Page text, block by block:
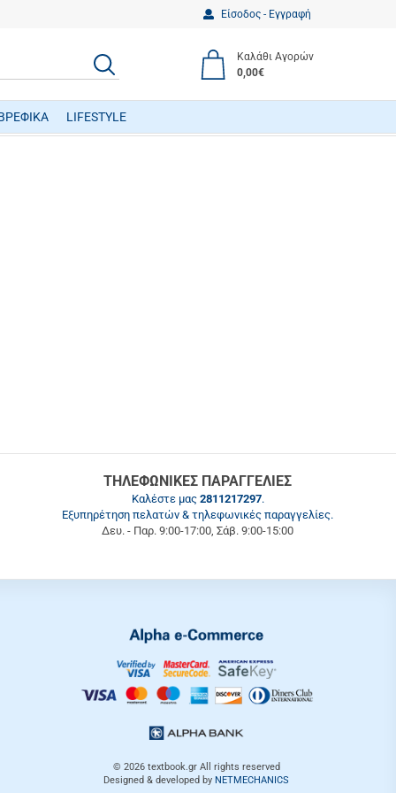
Είσοδος - Εγγραφή
ΑΝΑΖΗΤΗΣΗ
Καλάθι Αγορών
0,00€
LIFESTYLE
ΤΗΛΕΦΩΝΙΚΕΣ ΠΑΡΑΓΓΕΛΙΕΣ
Καλέστε μας 2811217297.
Εξυπηρέτηση πελατών & τηλεφωνικές παραγγελίες.
Δευ. - Παρ. 9:00-17:00, Σάβ. 9:00-15:00
© 2026 textbook.grAll rights reserved
Designed & developed by NETMECHANICS